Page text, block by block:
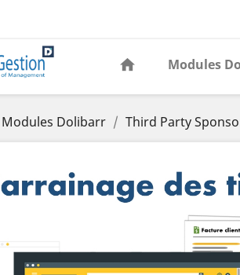
Modules
Modules Dolibarr Third Party